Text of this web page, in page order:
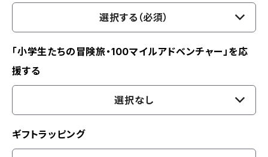
選択する（必須）
「小学生たちの冒険旅・100マイルアドベンチャー」を応
援する
選択なし
ギフトラッピング